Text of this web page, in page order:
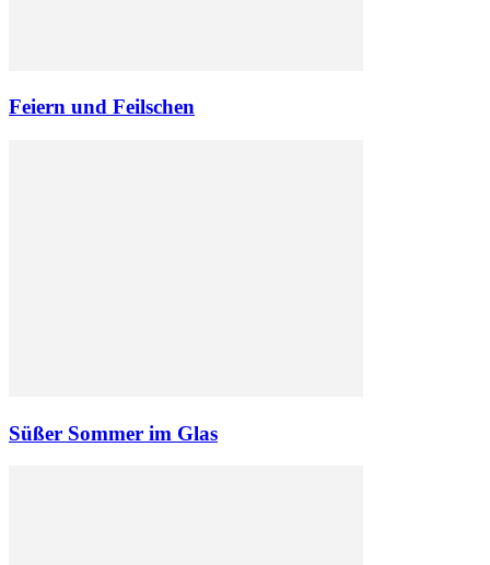
Feiern und Feilschen
Süßer Sommer im Glas